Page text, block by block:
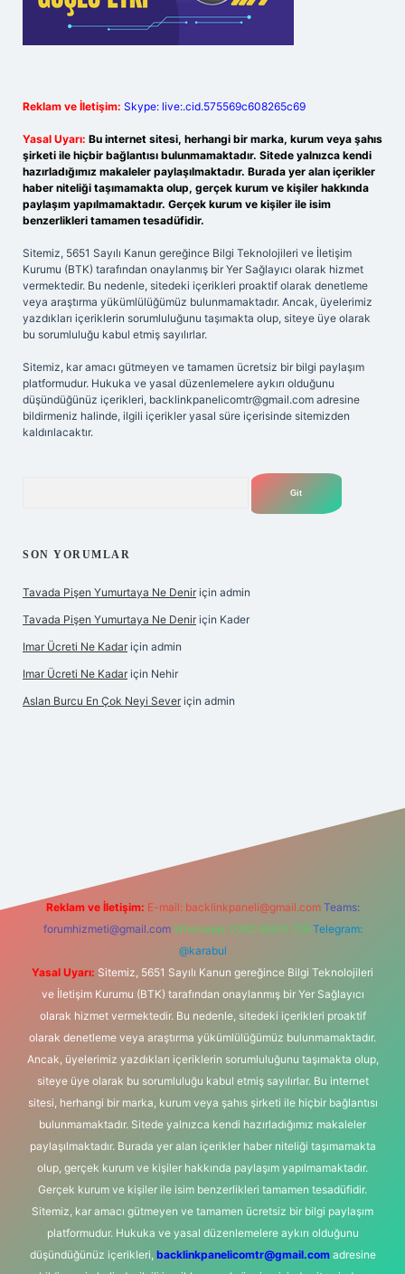
Reklam ve İletişim: Skype: live:.cid.575569c608265c69
Yasal Uyarı: Bu internet sitesi, herhangi bir marka, kurum veya şahıs
şirketi ile hiçbir bağlantısı bulunmamaktadır. Sitede yalnızca kendi
hazırladığımız makaleler paylaşılmaktadır. Burada yer alan içerikler
haber niteliği taşımamakta olup, gerçek kurum ve kişiler hakkında
paylaşım yapılmamaktadır. Gerçek kurum ve kişiler ile isim
benzerlikleri tamamen tesadüfidir.
Sitemiz, 5651 Sayılı Kanun gereğince Bilgi Teknolojileri ve İletişim
Kurumu (BTK) tarafından onaylanmış bir Yer Sağlayıcı olarak hizmet
vermektedir. Bu nedenle, sitedeki içerikleri proaktif olarak denetleme
veya araştırma yükümlülüğümüz bulunmamaktadır. Ancak, üyelerimiz
yazdıkları içeriklerin sorumluluğunu taşımakta olup, siteye üye olarak
bu sorumluluğu kabul etmiş sayılırlar.
Sitemiz, kar amacı gütmeyen ve tamamen ücretsiz bir bilgi paylaşım
platformudur. Hukuka ve yasal düzenlemelere aykırı olduğunu
düşündüğünüz içerikleri, backlinkpanelicomtr@gmail.com adresine
bildirmeniz halinde, ilgili içerikler yasal süre içerisinde sitemizden
kaldırılacaktır.
SON YORUMLAR
Tavada Pişen Yumurtaya Ne Denir için admin
Tavada Pişen Yumurtaya Ne Denir için Kader
Imar Ücreti Ne Kadar için admin
Imar Ücreti Ne Kadar için Nehir
Aslan Burcu En Çok Neyi Sever için admin
elexbetgiris.org
Reklam ve İletişim: E-mail: backlinkpaneli@gmail.com Teams:
forumhizmeti@gmail.com Whatsapp: 0262 606 0 726 Telegram:
@karabul
Yasal Uyarı: Sitemiz, 5651 Sayılı Kanun gereğince Bilgi Teknolojileri
ve İletişim Kurumu (BTK) tarafından onaylanmış bir Yer Sağlayıcı
olarak hizmet vermektedir. Bu nedenle, sitedeki içerikleri proaktif
olarak denetleme veya araştırma yükümlülüğümüz bulunmamaktadır.
Ancak, üyelerimiz yazdıkları içeriklerin sorumluluğunu taşımakta olup,
siteye üye olarak bu sorumluluğu kabul etmiş sayılırlar. Bu internet
sitesi, herhangi bir marka, kurum veya şahıs şirketi ile hiçbir bağlantısı
bulunmamaktadır. Sitede yalnızca kendi hazırladığımız makaleler
paylaşılmaktadır. Burada yer alan içerikler haber niteliği taşımamakta
olup, gerçek kurum ve kişiler hakkında paylaşım yapılmamaktadır.
Gerçek kurum ve kişiler ile isim benzerlikleri tamamen tesadüfidir.
Sitemiz, kar amacı gütmeyen ve tamamen ücretsiz bir bilgi paylaşım
platformudur. Hukuka ve yasal düzenlemelere aykırı olduğunu
düşündüğünüz içerikleri, backlinkpanelicomtr@gmail.comadresine